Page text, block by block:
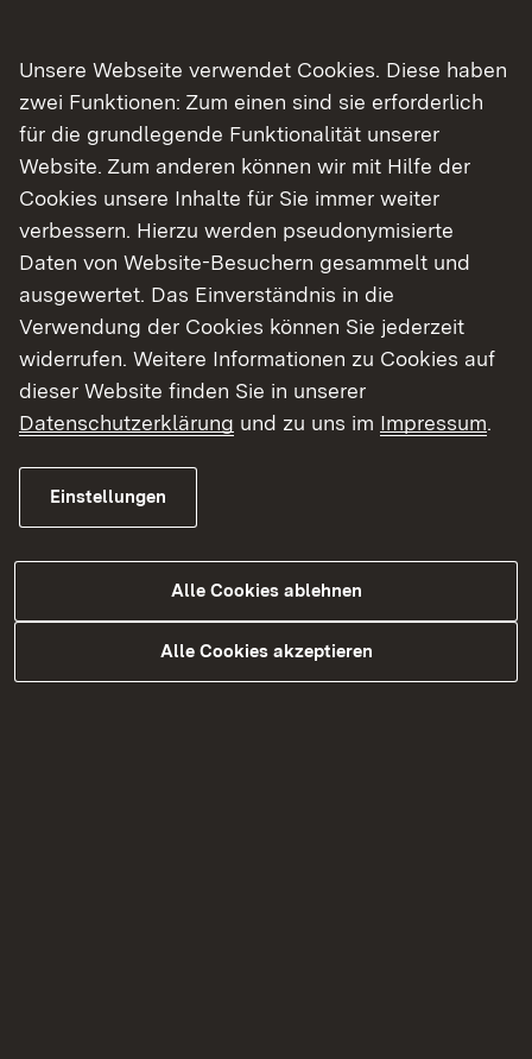
Show larger version Show larger version
Weitere Informationen
Eindrücke vom Rückhalteraum
Kulturwehr Breisach
Show larger version for: Show larger version for:
Unsere Webseite verwendet Cookies. Diese haben
zwei Funktionen: Zum einen sind sie erforderlich
für die grundlegende Funktionalität unserer
Website. Zum anderen können wir mit Hilfe der
Cookies unsere Inhalte für Sie immer weiter
verbessern. Hierzu werden pseudonymisierte
Daten von Website-Besuchern gesammelt und
ausgewertet. Das Einverständnis in die
Verwendung der Cookies können Sie jederzeit
widerrufen. Weitere Informationen zu Cookies auf
dieser Website finden Sie in unserer
Datenschutzerklärung und zu uns im Impressum.
Einstellungen
Alle Cookies ablehnen
Alle Cookies akzeptieren